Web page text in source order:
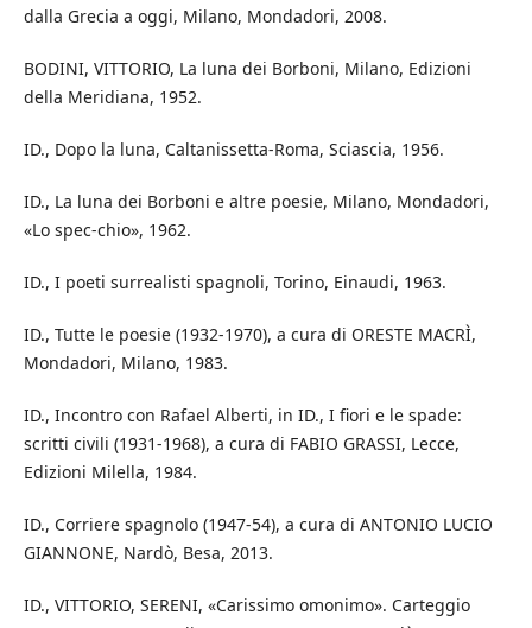
dalla Grecia a oggi, Milano, Mondadori, 2008.
BODINI, VITTORIO, La luna dei Borboni, Milano, Edizioni
della Meridiana, 1952.
ID., Dopo la luna, Caltanissetta-Roma, Sciascia, 1956.
ID., La luna dei Borboni e altre poesie, Milano, Mondadori,
«Lo spec-chio», 1962.
ID., I poeti surrealisti spagnoli, Torino, Einaudi, 1963.
ID., Tutte le poesie (1932-1970), a cura di ORESTE MACRÌ,
Mondadori, Milano, 1983.
ID., Incontro con Rafael Alberti, in ID., I fiori e le spade:
scritti civili (1931-1968), a cura di FABIO GRASSI, Lecce,
Edizioni Milella, 1984.
ID., Corriere spagnolo (1947-54), a cura di ANTONIO LUCIO
GIANNONE, Nardò, Besa, 2013.
ID., VITTORIO, SERENI, «Carissimo omonimo». Carteggio